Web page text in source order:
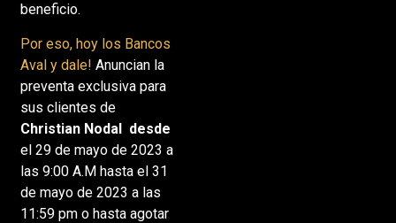
beneficio.
Por eso, hoy los Bancos
Aval y dale! Anuncian la
preventa exclusiva para
sus clientes de
Christian Nodal desde
el 29 de mayo de 2023 a
las 9:00 A.M hasta el 31
de mayo de 2023 a las
11:59 pm o hasta agotar